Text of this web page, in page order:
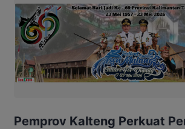
Pemprov Kalteng Perkuat